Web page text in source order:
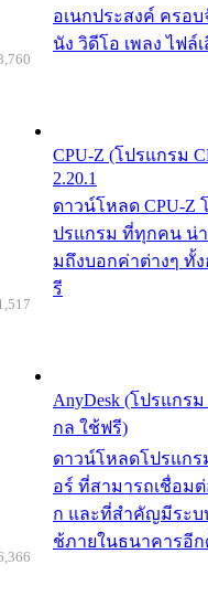
อเนกประสงค์ ครอ
นัง วิดีโอ เพลง ไฟล์
CPU-Z (โปรแกรม
2.20.1
ดาวน์โหลด CPU-Z
ปรแกรม ที่ทุกคน น่า
มถึงบอกค่าต่างๆ ทั้
รี
AnyDesk (โปรแกร
กล ใช้ฟรี)
ดาวน์โหลดโปรแกร
อร์ ที่สามารถเชื่อม
ก และที่สำคัญมีระบ
ช้ภายในธนาคารอีก